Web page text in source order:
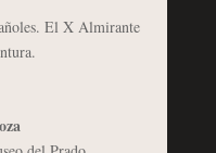
El X Almirante